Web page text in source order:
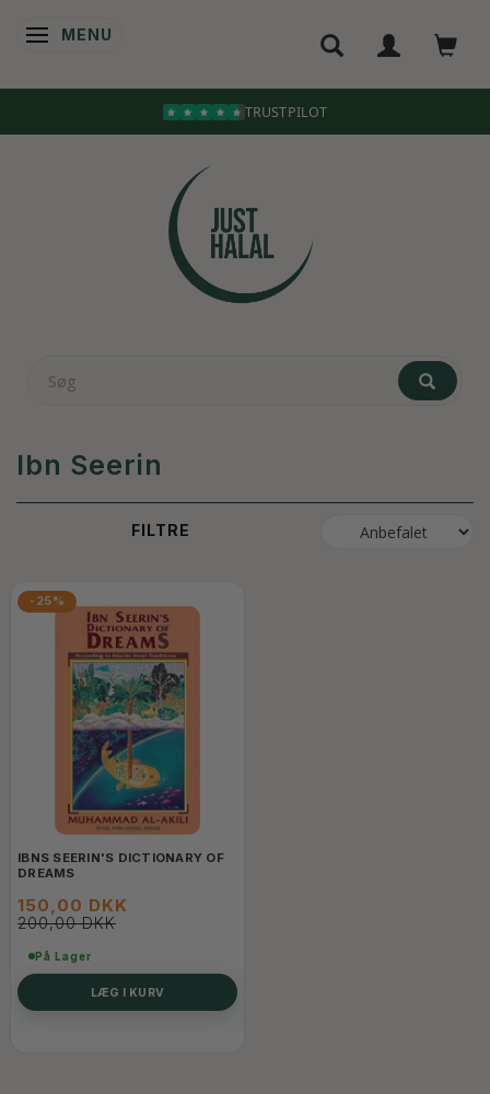
SKIFTE NAVIGATION
MENU
TRUSTPILOT
Ibn Seerin
FILTRE
-25%
IBNS SEERIN'S DICTIONARY OF
DREAMS
150,00 DKK
200,00 DKK
På Lager
LÆG I KURV